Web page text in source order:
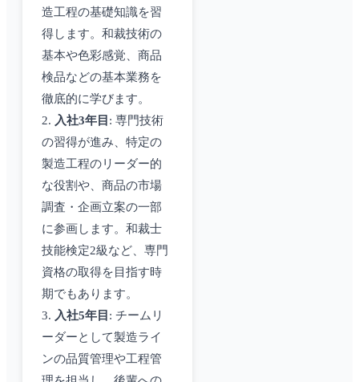
造工程の基礎知識を習
得します。和裁技術の
基本や色彩感覚、商品
検品などの基本業務を
徹底的に学びます。
2. 入社3年目 : 専門技術
の習得が進み、特定の
製造工程のリーダー的
な役割や、商品の市場
調査・企画立案の一部
に参画します。和裁士
技能検定2級など、専門
資格の取得を目指す時
期でもあります。
3. 入社5年目 : チームリ
ーダーとして製造ライ
ンの品質管理や工程管